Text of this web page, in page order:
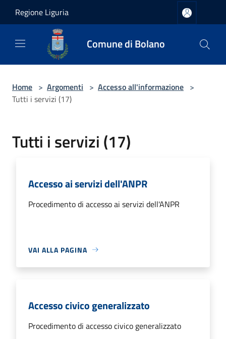
Regione Liguria
Comune di Bolano
Home > Argomenti > Accesso all'informazione >
Tutti i servizi (17)
Tutti i servizi (17)
Accesso ai servizi dell'ANPR
Procedimento di accesso ai servizi dell'ANPR
VAI ALLA PAGINA
Accesso civico generalizzato
Procedimento di accesso civico generalizzato